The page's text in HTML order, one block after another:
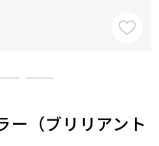
ー（ブリリアント